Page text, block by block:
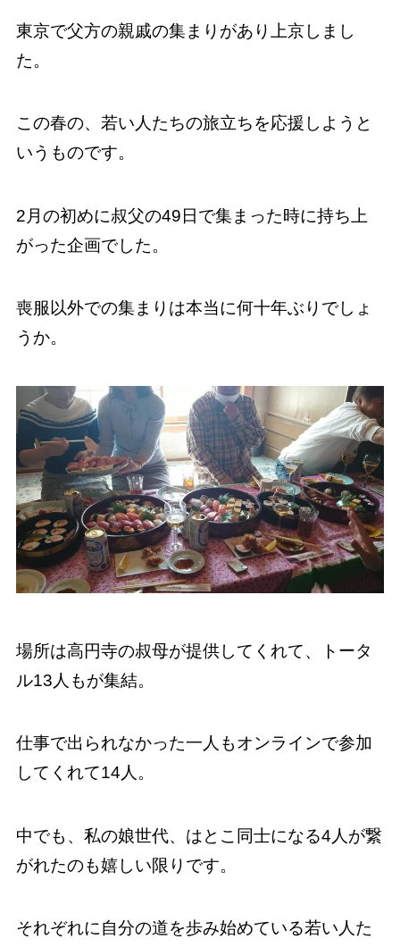
東京で父方の親戚の集まりがあり上京しまし
た。
この春の、若い人たちの旅立ちを応援しようと
いうものです。
2月の初めに叔父の49日で集まった時に持ち上
がった企画でした。
喪服以外での集まりは本当に何十年ぶりでしょ
うか。
場所は高円寺の叔母が提供してくれて、トータ
ル13人もが集結。
仕事で出られなかった一人もオンラインで参加
してくれて14人。
中でも、私の娘世代、はとこ同士になる4人が繋
がれたのも嬉しい限りです。
それぞれに自分の道を歩み始めている若い人た